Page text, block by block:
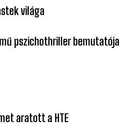
világa
pszichothriller bemutatója
aratott a HTE